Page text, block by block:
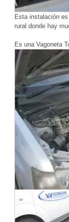
Esta instalación
rural donde hay
Es una Vagoneta